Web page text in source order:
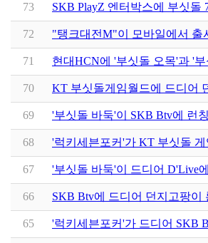
73 SKB PlayZ 엔터박스에 부싯
72 "탱크대전M"이 모바일에서 출
71 현대HCN에 '부싯돌 오목'과 '
70 KT 부싯돌게임월드에 드디어
69 '부싯돌 바둑'이 SKB Btv에 런
68 '럭키세븐포커'가 KT 부싯돌
67 '부싯돌 바둑'이 드디어 D'Live
66 SKB Btv에 드디어 던지고팡이
65 '럭키세븐포커'가 드디어 SKB